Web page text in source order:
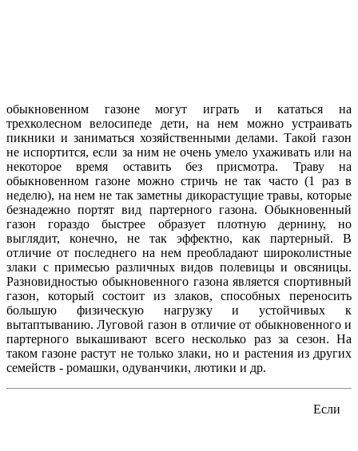
обыкновенном газоне могут играть и кататься на
трехколесном велосипеде дети, на нем можно устраивать
пикники и заниматься хозяйственными делами. Такой газон
не испортится, если за ним не очень умело ухаживать или на
некоторое время оставить без присмотра. Траву на
обыкновенном газоне можно стричь не так часто (1 раз в
неделю), на нем не так заметны дикорастущие травы, которые
безнадежно портят вид партерного газона. Обыкновенный
газон гораздо быстрее образует плотную дернину, но
выглядит, конечно, не так эффектно, как партерный. В
отличие от последнего на нем преобладают широколистные
злаки с примесью различных видов полевицы и овсяницы.
Разновидностью обыкновенного газона является спортивный
газон, который состоит из злаков, способных переносить
большую физическую нагрузку и устойчивых к
вытаптыванию. Луговой газон в отличие от обыкновенного и
партерного выкашивают всего несколько раз за сезон. На
таком газоне растут не только злаки, но и растения из других
семейств - ромашки, одуванчики, лютики и др.
Если